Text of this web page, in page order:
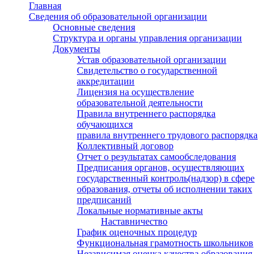
Главная
Сведения об образовательной организации
Основные сведения
Структура и органы управления организации
Документы
Устав образовательной организации
Свидетельство о государственной
аккредитации
Лицензия на осуществление
образовательной деятельности
Правила внутреннего распорядка
обучающихся
правила внутреннего трудового распорядка
Коллективный договор
Отчет о результатах самообследования
Предписания органов, осуществляющих
государственный контроль(надзор) в сфере
образования, отчеты об исполнении таких
предписаний
Локальные нормативные акты
Наставничество
График оценочных процедур
Функциональная грамотность школьников